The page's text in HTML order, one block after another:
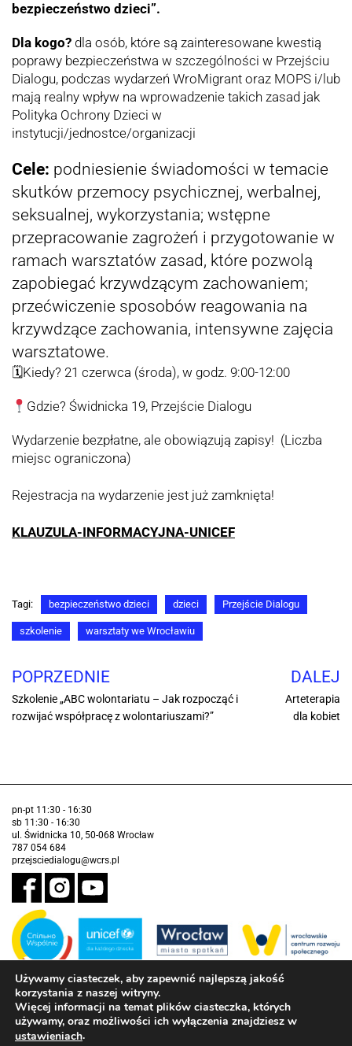
bezpieczeństwo dzieci”.
Dla kogo? dla osób, które są zainteresowane kwestią
poprawy bezpieczeństwa w szczególności w Przejściu
Dialogu, podczas wydarzeń WroMigrant oraz MOPS i/lub
mają realny wpływ na wprowadzenie takich zasad jak
Polityka Ochrony Dzieci w
instytucji/jednostce/organizacji
Cele: podniesienie świadomości w temacie
skutków przemocy psychicznej, werbalnej,
seksualnej, wykorzystania; wstępne
przepracowanie zagrożeń i przygotowanie w
ramach warsztatów zasad, które pozwolą
zapobiegać krzywdzącym zachowaniem;
przećwiczenie sposobów reagowania na
krzywdzące zachowania, intensywne zajęcia
warsztatowe.
🗓Kiedy? 21 czerwca (środa), w godz. 9:00-12:00
Gdzie? Świdnicka 19, Przejście Dialogu
Wydarzenie bezpłatne, ale obowiązują zapisy! (Liczba
miejsc ograniczona)
Rejestracja na wydarzenie jest już zamknięta!
KLAUZULA-INFORMACYJNA-UNICEF
Tagi: bezpieczeństwo dzieci dzieci Przejście Dialogu
szkolenie warsztaty we Wrocławiu
POPRZEDNIE
Szkolenie „ABC wolontariatu – Jak rozpocząć i
rozwijać współpracę z wolontariuszami?”
DALEJ
Arteterapia
dla kobiet
pn-pt 11:30 - 16:30
sb 11:30 - 16:30
ul. Świdnicka 10, 50-068 Wrocław
787 054 684
przejsciedialogu@wcrs.pl
Zadanie realizowane ze środków Gminy Wrocław w partnerstwie z
Funduszem Narodów Zjednoczonych na Rzecz Dzieci (UNICEF)
Deklaracja dostępności
Używamy ciasteczek, aby zapewnić najlepszą jakość
korzystania z naszej witryny.
Więcej informacji na temat plików ciasteczka, których
używamy, oraz możliwości ich wyłączenia znajdziesz w
ustawieniach.